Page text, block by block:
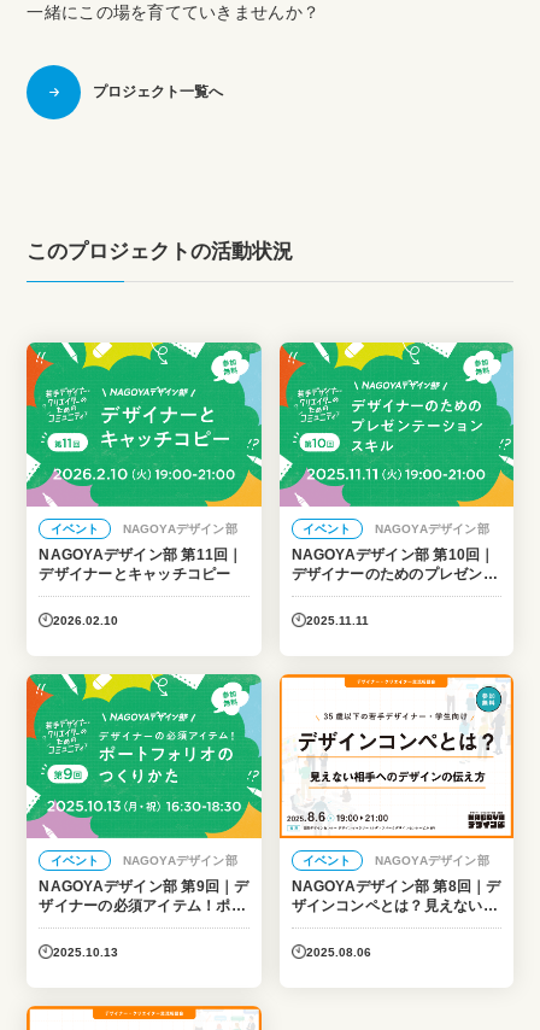
一緒にこの場を育てていきませんか？
プロジェクト一覧へ
このプロジェクトの活動状況
イベント NAGOYAデザイン部
NAGOYAデザイン部 第11回｜
デザイナーとキャッチコピー
2026.02.10
イベント NAGOYAデザイン部
NAGOYAデザイン部 第10回｜
デザイナーのためのプレゼンテ
ーションスキル
2025.11.11
イベント NAGOYAデザイン部
NAGOYAデザイン部 第9回｜デ
ザイナーの必須アイテム！ポー
トフォリオのつくりかた
2025.10.13
イベント NAGOYAデザイン部
NAGOYAデザイン部 第8回｜デ
ザインコンペとは？見えない相
手へのデザインの伝え方
2025.08.06